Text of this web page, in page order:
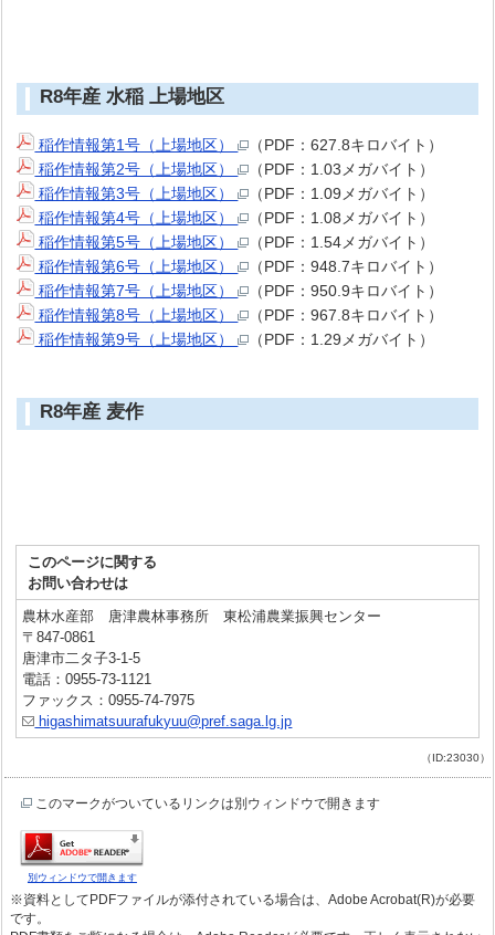
R8年産 水稲 上場地区
稲作情報第1号（上場地区）
（PDF：627.8キロバイト）
稲作情報第2号（上場地区）
（PDF：1.03メガバイト）
稲作情報第3号（上場地区）
（PDF：1.09メガバイト）
稲作情報第4号（上場地区）
（PDF：1.08メガバイト）
稲作情報第5号（上場地区）
（PDF：1.54メガバイト）
稲作情報第6号（上場地区）
（PDF：948.7キロバイト）
稲作情報第7号（上場地区）
（PDF：950.9キロバイト）
稲作情報第8号（上場地区）
（PDF：967.8キロバイト）
稲作情報第9号（上場地区）
（PDF：1.29メガバイト）
R8年産 麦作
このページに関する
お問い合わせは
農林水産部 唐津農林事務所 東松浦農業振興センター
〒847-0861
唐津市二タ子3-1-5
電話：0955-73-1121
ファックス：0955-74-7975
higashimatsuurafukyuu@pref.saga.lg.jp
（ID:23030）
このマークがついているリンクは別ウィンドウで開きます
別ウィンドウで開きます
※資料としてPDFファイルが添付されている場合は、Adobe Acrobat(R)が必要
です。